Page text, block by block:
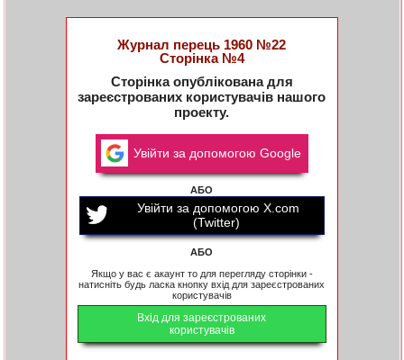
Журнал перець 1960 №22
Сторінка №4
Сторінка опублікована для
зареєстрованих користувачів нашого
проекту.
Увійти за допомогою Google
АБО
Увійти за допомогою X.com
(Twitter)
АБО
Якщо у вас є акаунт то для перегляду сторінки -
натисніть будь ласка кнопку вхід для зареєстрованих
користувачів
Вхід для зареєстрованих
користувачів